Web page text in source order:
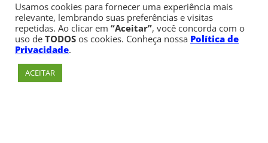
Usamos cookies para fornecer uma experiência mais
relevante, lembrando suas preferências e visitas
repetidas. Ao clicar em “Aceitar”, você concorda com o
uso de TODOS os cookies. Conheça nossa Política de
Privacidade.
ACEITAR